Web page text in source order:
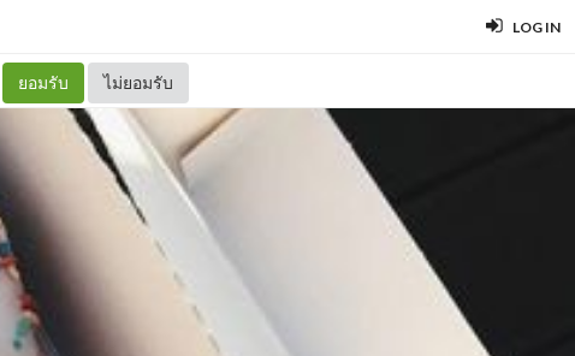
LOG IN
ยอมรับ ไม่ยอมรับ